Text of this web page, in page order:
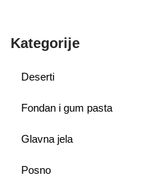
Kategorije
Deserti
Fondan i gum pasta
Glavna jela
Posno